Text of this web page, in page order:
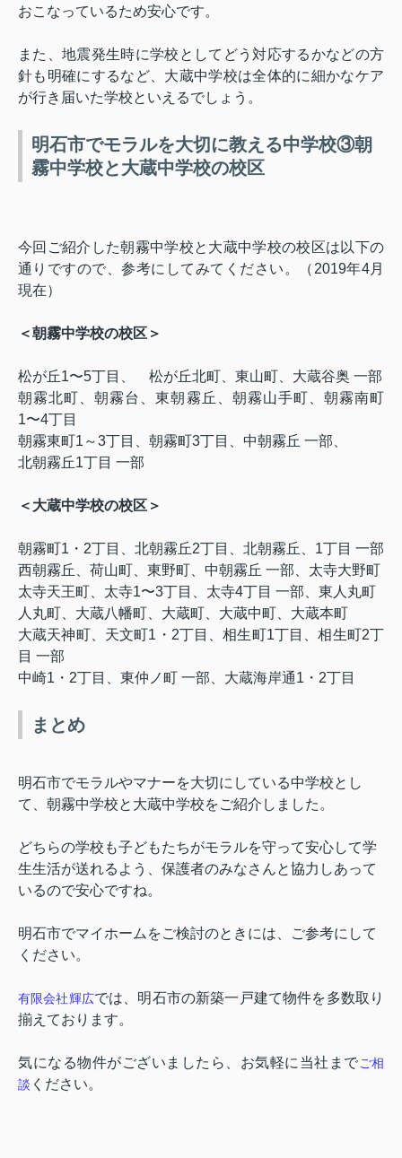
おこなっているため安心です。
また、地震発生時に学校としてどう対応するかなどの方
針も明確にするなど、大蔵中学校は全体的に細かなケア
が行き届いた学校といえるでしょう。
明石市でモラルを大切に教える中学校③朝
霧中学校と大蔵中学校の校区
今回ご紹介した朝霧中学校と大蔵中学校の校区は以下の
通りですので、参考にしてみてください。（ 2019年4月
現在）
＜朝霧中学校の校区＞
松が丘1〜5丁目、 松が丘北町、 東山町、 大蔵谷奥 一部
朝霧北町 、朝霧台、東朝霧丘、 朝霧山手町、 朝霧南町
1〜4丁目
朝霧東町1 ～3丁目、 朝霧町3丁目、 中朝霧丘 一部、
北朝霧丘1丁目 一部
＜大蔵中学校の校区＞
朝霧町1 ・ 2丁目、 北朝霧丘2丁目、 北朝霧丘、 1丁目 一部
西朝霧丘、 荷山町、 東野町、 中朝霧丘 一部、 太寺大野町
太寺天王町、 太寺1〜3丁目、 太寺4丁目 一部、 東人丸町
人丸町、 大蔵八幡町、 大蔵町、 大蔵中町、 大蔵本町
大蔵天神町、 天文町1 ・ 2丁目、相生町1丁目、相生町2丁
目 一部
中崎1 ・ 2丁目 東仲ノ町 一部、 大蔵海岸通1 ・ 2丁目
まとめ
明石市でモラルやマナーを大切にしている中学校とし
て、朝霧中学校と大蔵中学校をご紹介しました。
どちらの学校も子どもたちがモラルを守って安心して学
生生活が送れるよう、保護者のみなさんと協力しあって
いるので安心ですね。
明石市でマイホームをご検討のときには、ご参考にして
ください。
有限会社輝広では、 明石市の新築一戸建て物件を多数取り
揃えております。
気になる物件がございましたら、お気軽に当社までご相
談 ください。